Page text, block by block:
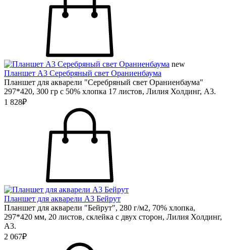
new
Планшет А3 Серебряный свет Ораниенбаума
Планшет для акварели "Серебряный свет Ораниенбаума"
297*420, 300 гр с 50% хлопка 17 листов, Лилия Холдинг, А3.
1 828₽
Планшет для акварели А3 Бейрут
Планшет для акварели "Бейрут", 280 г/м2, 70% хлопка,
297*420 мм, 20 листов, склейка с двух сторон, Лилия Холдинг,
А3.
2 067₽